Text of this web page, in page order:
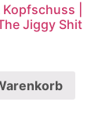
|
Jiggy Shit